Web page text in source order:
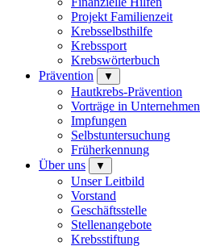
Projekt Familienzeit
Krebsselbsthilfe
Krebssport
Krebswörterbuch
Prävention
▼
Hautkrebs-Prävention
Vorträge in Unternehmen
Impfungen
Selbstuntersuchung
Früherkennung
Über uns
▼
Unser Leitbild
Vorstand
Geschäftsstelle
Stellenangebote
Krebsstiftung